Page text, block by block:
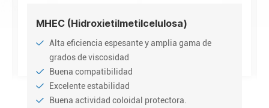
MHEC (Hidroxietilmetilcelulosa)
Alta eficiencia espesante y amplia gama de
grados de viscosidad
Buena compatibilidad
Excelente estabilidad
Buena actividad coloidal protectora.